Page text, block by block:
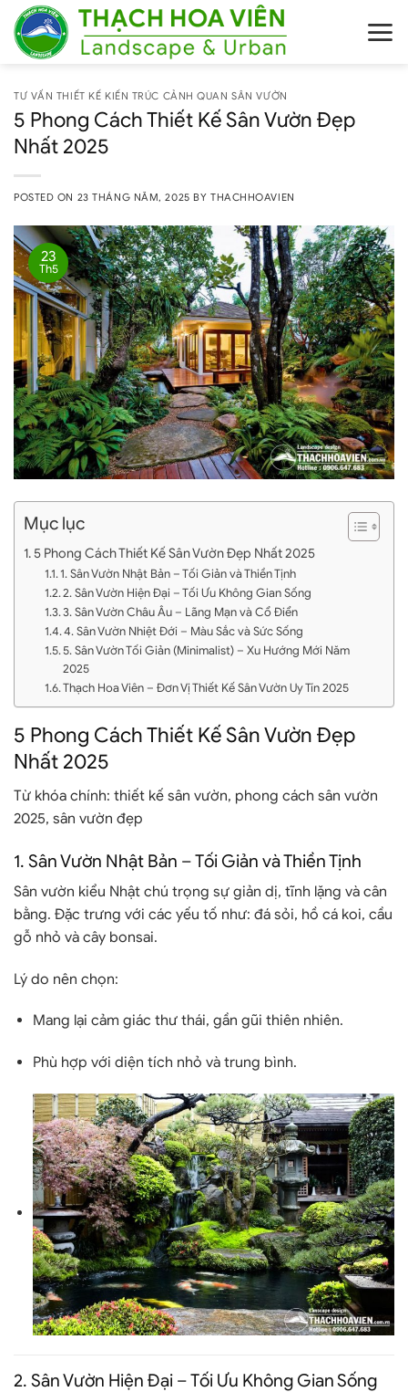
Skip
content
TƯ VẤN THIẾT KẾ KIẾN TRÚC CẢNH QUAN SÂN VƯỜN
5 Phong Cách Thiết Kế Sân Vườn Đẹp
Nhất 2025
POSTED ON 23 THÁNG NĂM, 2025 BY THACHHOAVIEN
23
Th5
Mục lục
5 Phong Cách Thiết Kế Sân Vườn Đẹp Nhất 2025
1. Sân Vườn Nhật Bản – Tối Giản và Thiền Tịnh
2. Sân Vườn Hiện Đại – Tối Ưu Không Gian Sống
3. Sân Vườn Châu Âu – Lãng Mạn và Cổ Điển
4. Sân Vườn Nhiệt Đới – Màu Sắc và Sức Sống
5. Sân Vườn Tối Giản (Minimalist) – Xu Hướng Mới Năm
2025
Thạch Hoa Viên – Đơn Vị Thiết Kế Sân Vườn Uy Tín 2025
5 Phong Cách Thiết Kế Sân Vườn Đẹp
Nhất 2025
Từ khóa chính: thiết kế sân vườn, phong cách sân vườn
2025, sân vườn đẹp
1. Sân Vườn Nhật Bản – Tối Giản và Thiền Tịnh
Sân vườn kiểu Nhật chú trọng sự giản dị, tĩnh lặng và cân
bằng. Đặc trưng với các yếu tố như: đá sỏi, hồ cá koi, cầu
gỗ nhỏ và cây bonsai.
Lý do nên chọn:
Mang lại cảm giác thư thái, gần gũi thiên nhiên.
Phù hợp với diện tích nhỏ và trung bình.
2. Sân Vườn Hiện Đại – Tối Ưu Không Gian Sống